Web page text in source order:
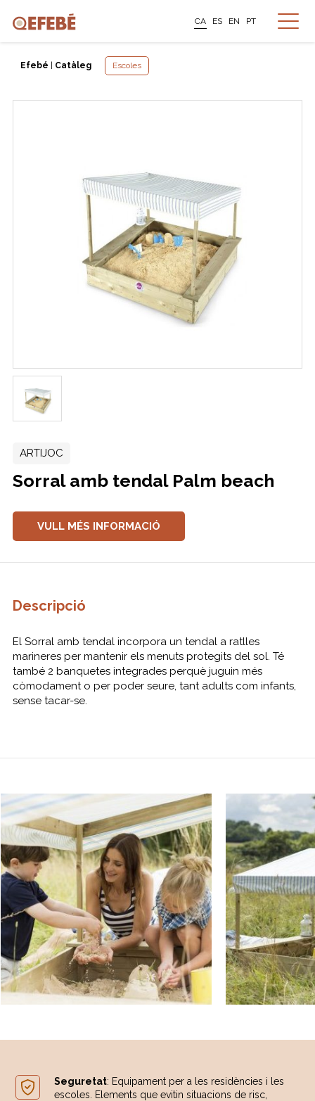
CA ES EN PT
Efebé Catàleg Escoles
ARTIJOC
Sorral amb tendal Palm beach
VULL MÉS INFORMACIÓ
Descripció
El Sorral amb tendal incorpora un tendal a ratlles
marineres per mantenir els menuts protegits del sol. Té
també 2 banquetes integrades perquè juguin més
còmodament o per poder seure, tant adults com infants,
sense tacar-se.
Seguretat: Equipament per a les residències i les
escoles. Elements que evitin situacions de risc,